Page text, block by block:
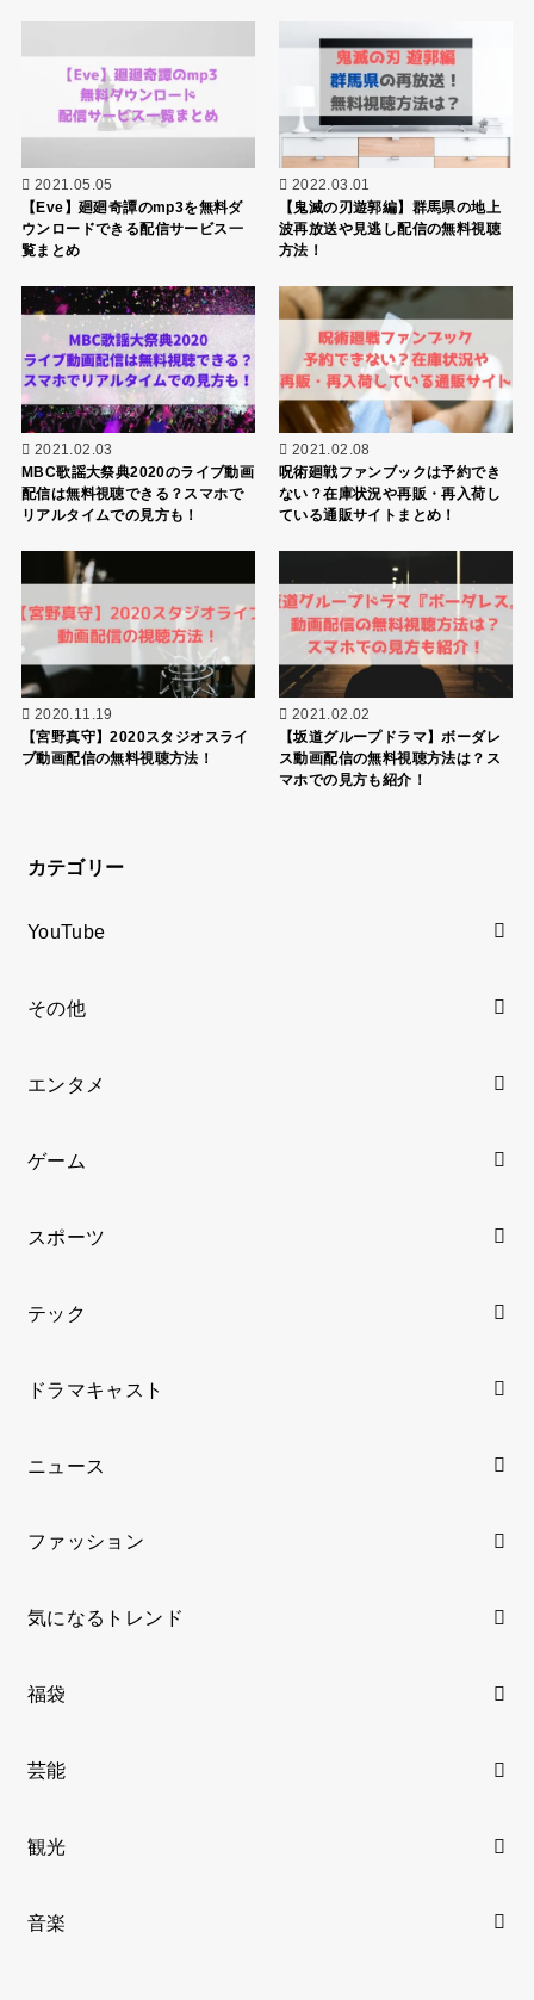
2021.05.05
【Eve】廻廻奇譚のmp3を無料ダ
ウンロードできる配信サービス一
覧まとめ
2022.03.01
【鬼滅の刃遊郭編】群馬県の地上
波再放送や見逃し配信の無料視聴
方法！
2021.02.03
MBC歌謡大祭典2020のライブ動画
配信は無料視聴できる？スマホで
リアルタイムでの見方も！
2021.02.08
呪術廻戦ファンブックは予約でき
ない？在庫状況や再販・再入荷し
ている通販サイトまとめ！
2020.11.19
【宮野真守】2020スタジオスライ
ブ動画配信の無料視聴方法！
2021.02.02
【坂道グループドラマ】ボーダレ
ス動画配信の無料視聴方法は？ス
マホでの見方も紹介！
カテゴリー
YouTube
その他
エンタメ
ゲーム
スポーツ
テック
ドラマキャスト
ニュース
ファッション
気になるトレンド
福袋
芸能
観光
音楽